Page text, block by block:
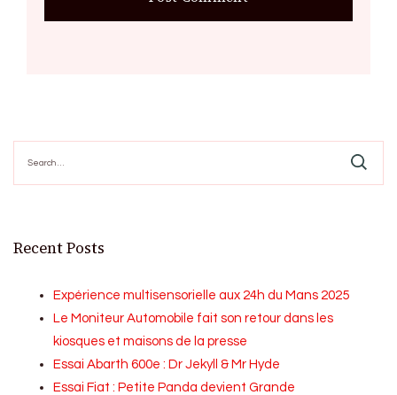
for:
Recent Posts
Expérience multisensorielle aux 24h du Mans 2025
Le Moniteur Automobile fait son retour dans les
kiosques et maisons de la presse
Essai Abarth 600e : Dr Jekyll & Mr Hyde
Essai Fiat : Petite Panda devient Grande